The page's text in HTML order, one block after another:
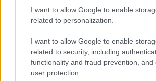
I want to allow Google to enable
related to personalization.
I want to allow Google to enable
related to security, including
functionality and fraud prevention, and
user protection.
μας” – Μια κοινή
ιστορία, γεμάτη πίστη,
μνήμες
(Φωτογραφίες)
9 Αυγούστου 2026, 5:27 μμ
και
9